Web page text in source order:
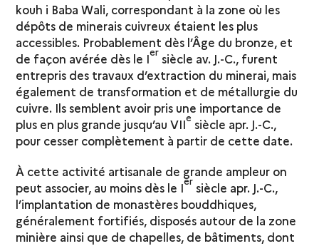
kouh i Baba Wali, correspondant à la zone où les
dépôts de minerais cuivreux étaient les plus
accessibles. Probablement dès l’Âge du bronze, et
de façon avérée dès le Ier siècle av. J.-C., furent
entrepris des travaux d’extraction du minerai, mais
également de transformation et de métallurgie du
cuivre. Ils semblent avoir pris une importance de
plus en plus grande jusqu’au VIIe siècle apr. J.-C.,
pour cesser complètement à partir de cette date.
À cette activité artisanale de grande ampleur on
peut associer, au moins dès le Ier siècle apr. J.-C.,
l’implantation de monastères bouddhiques,
généralement fortifiés, disposés autour de la zone
minière ainsi que de chapelles, de bâtiments, dont